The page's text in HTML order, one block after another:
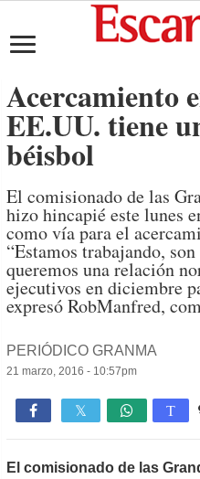
Acercamiento
EE.UU. tiene
béisbol
El comisionado de las
hizo hincapié este lunes
como vía para el
“Estamos trabajando,
queremos una relación
ejecutivos en diciembre
expresó RobManfred,
PERIÓDICO GRANMA
21 marzo, 2016 - 10:57pm
 T
El comisionado de las